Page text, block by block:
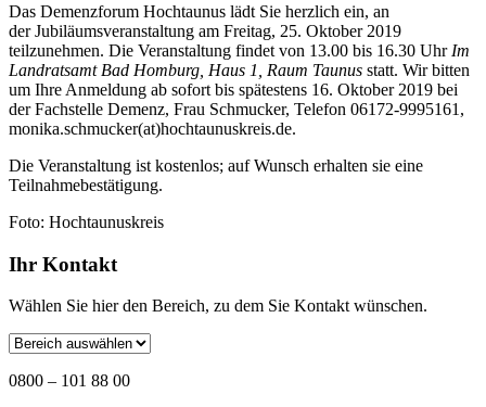
Das Demenzforum Hochtaunus lädt Sie herzlich ein, an
der Jubiläumsveranstaltung am Freitag, 25. Oktober 2019
teilzunehmen. Die Veranstaltung findet von 13.00 bis 16.30 Uhr Im
Landratsamt Bad Homburg, Haus 1, Raum Taunus statt. Wir bitten
um Ihre Anmeldung ab sofort bis spätestens 16. Oktober 2019 bei
der Fachstelle Demenz, Frau Schmucker, Telefon 06172-9995161,
monika.schmucker(at)hochtaunuskreis.de.
Die Veranstaltung ist kostenlos; auf Wunsch erhalten sie eine
Teilnahmebestätigung.
Foto: Hochtaunuskreis
Ihr Kontakt
Wählen Sie hier den Bereich, zu dem Sie Kontakt wünschen.
0800 – 101 88 00